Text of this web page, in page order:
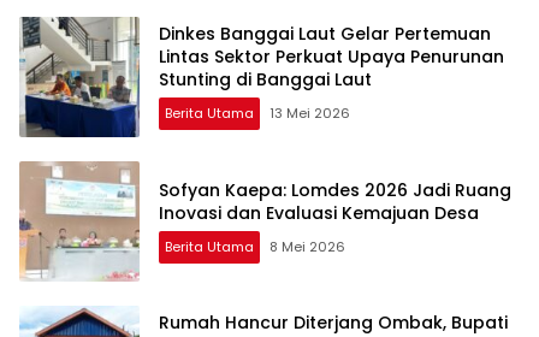
Dinkes Banggai Laut Gelar Pertemuan
Lintas Sektor Perkuat Upaya Penurunan
Stunting di Banggai Laut
Berita Utama 13 Mei 2026
Sofyan Kaepa: Lomdes 2026 Jadi Ruang
Inovasi dan Evaluasi Kemajuan Desa
Berita Utama 8 Mei 2026
Rumah Hancur Diterjang Ombak, Bupati